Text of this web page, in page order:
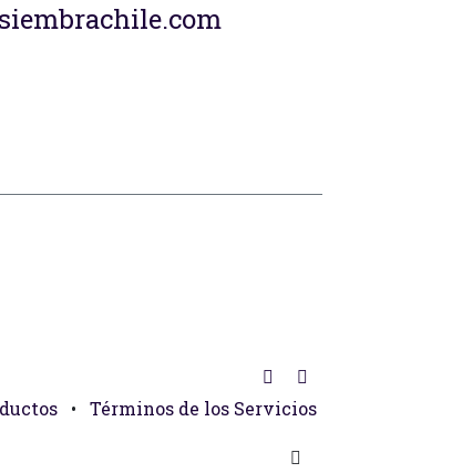
• Términos de los Servicios